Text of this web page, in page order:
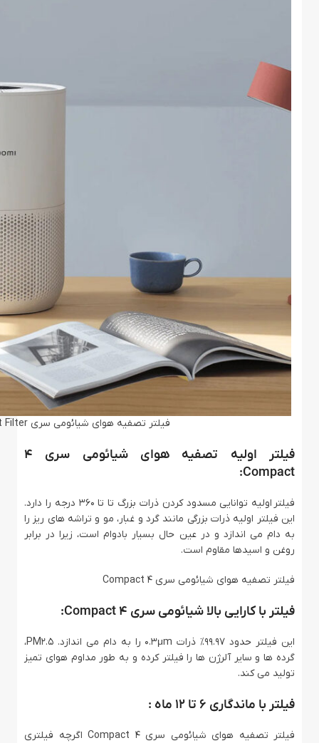
فیلتر تصفیه هوای شیائومی سری Air Purifier 4 Compact Filter
فیلتر اولیه تصفیه هوای شیائومی سری 4
Compact:
فیلتر اولیه توانایی مسدود کردن ذرات بزرگ تا تا 360 درجه را دارد.
این فیلتر اولیه ذرات بزرگی مانند گرد و غبار، مو و تراشه های ریز را
به دام می اندازد و در عین حال بسیار بادوام است، زیرا در برابر
روغن و اسیدها مقاوم است.
فیلتر تصفیه هوای شیائومی سری 4 Compact
فیلتر با کارایی بالا شیائومی سری 4 Compact:
این فیلتر حدود 99.97% ذرات 0.3μm را به دام می اندازد. PM2.5،
گرده ها و سایر آلرژن ها را فیلتر کرده و به طور مداوم هوای تمیز
تولید می کند.
فیلتر با ماندگاری 6 تا 12 ماه :
فیلتر تصفیه هوای شیائومی سری 4 Compact اگرچه فیلتری